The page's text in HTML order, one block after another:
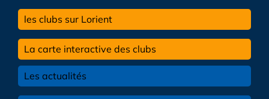
les clubs sur Lorient
La carte interactive des clubs
Les actualités